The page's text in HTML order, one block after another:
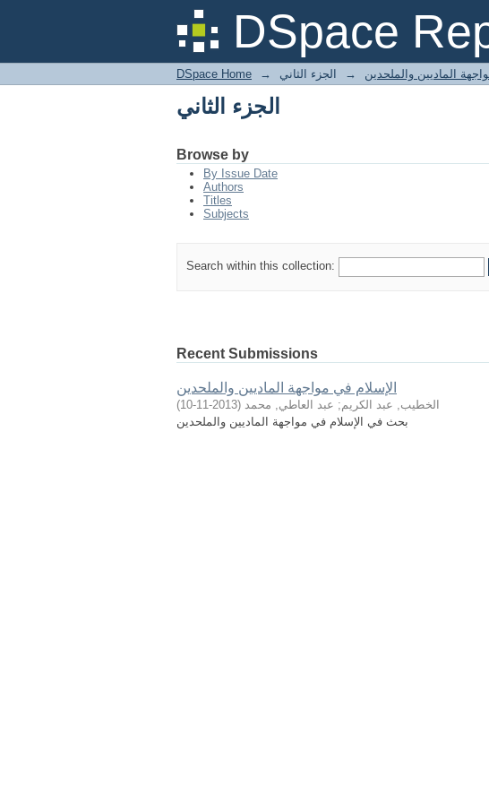
DSpaceالجزء الثاني
DSpace Home → الماديين والملحدين → الجزء الثاني
الجزء الثاني
Browse by
By Issue Date
Authors
Titles
Subjects
Search within this collection:
Recent Submissions
الإسلام في مواجهة الماديين والملحدين
الخطيب, عبد الكريم; عبد العاطي, محمد (
2013-11-10
)
بحث في الإسلام في مواجهة الماديين والملحدين